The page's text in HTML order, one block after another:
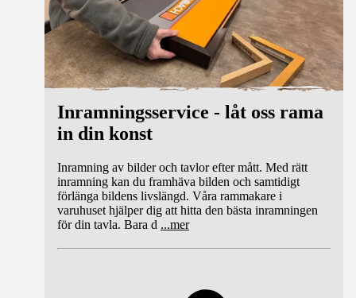
Inramningsservice - låt oss rama
in din konst
Inramning av bilder och tavlor efter mått. Med rätt
inramning kan du framhäva bilden och samtidigt
förlänga bildens livslängd. Våra rammakare i
varuhuset hjälper dig att hitta den bästa inramningen
för din tavla. Bara d ...mer